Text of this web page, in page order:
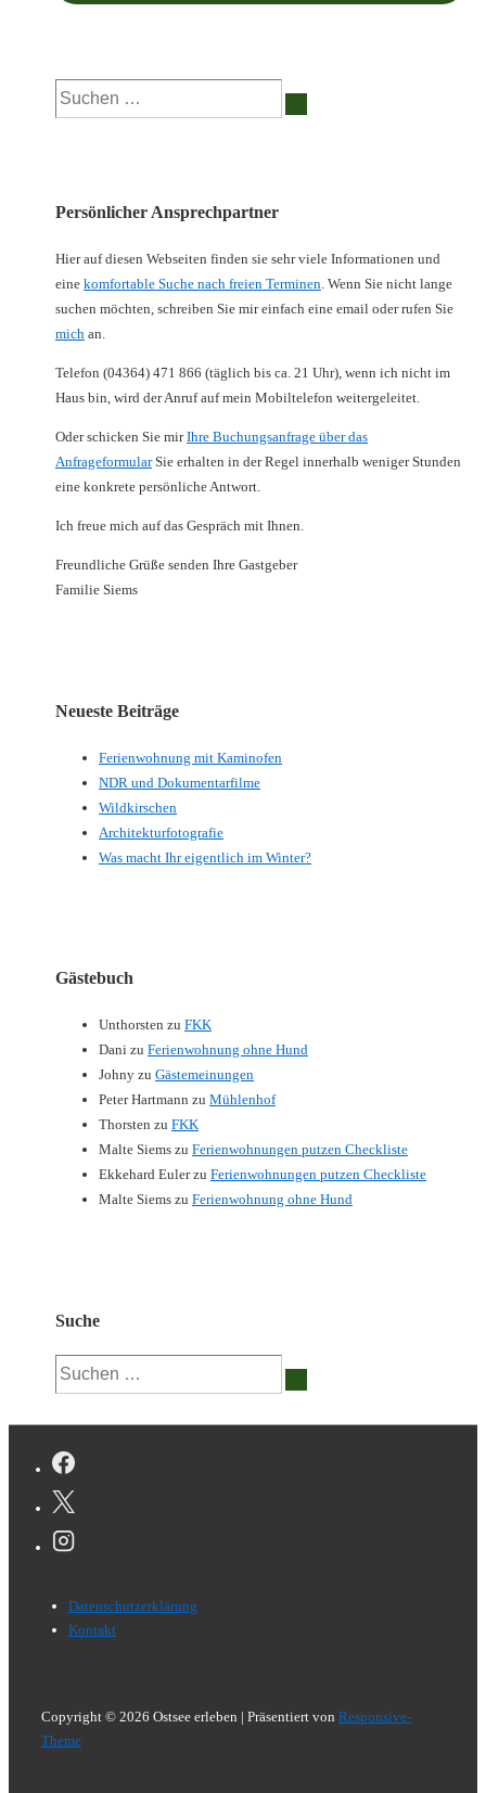
Suchen
nach:
Persönlicher Ansprechpartner
Hier auf diesen Webseiten finden sie sehr viele Informationen und
eine komfortable Suche nach freien Terminen. Wenn Sie nicht lange
suchen möchten, schreiben Sie mir einfach eine email oder rufen Sie
mich an.
Telefon (04364) 471 866 (täglich bis ca. 21 Uhr), wenn ich nicht im
Haus bin, wird der Anruf auf mein Mobiltelefon weitergeleitet.
Oder schicken Sie mirIhre Buchungsanfrage über das
AnfrageformularSie erhalten in der Regel innerhalb weniger Stunden
eine konkrete persönliche Antwort.
Ich freue mich auf das Gespräch mit Ihnen.
Freundliche Grüße senden Ihre Gastgeber
Familie Siems
Neueste Beiträge
Ferienwohnung mit Kaminofen
NDR und Dokumentarfilme
Wildkirschen
Architekturfotografie
Was macht Ihr eigentlich im Winter?
Gästebuch
Unthorsten zu FKK
Dani zu Ferienwohnung ohne Hund
Johny zu Gästemeinungen
Peter Hartmann zu Mühlenhof
Thorsten zu FKK
Malte Siems zu Ferienwohnungen putzen Checkliste
Ekkehard Eulerzu Ferienwohnungen putzen Checkliste
Malte Siems zu Ferienwohnung ohne Hund
Suche
Suchen
nach:
Footer-
Menü
Datenschutzerklärung
Kontakt
Copyright © 2026 Ostsee erleben | Präsentiert von Responsive-
Theme